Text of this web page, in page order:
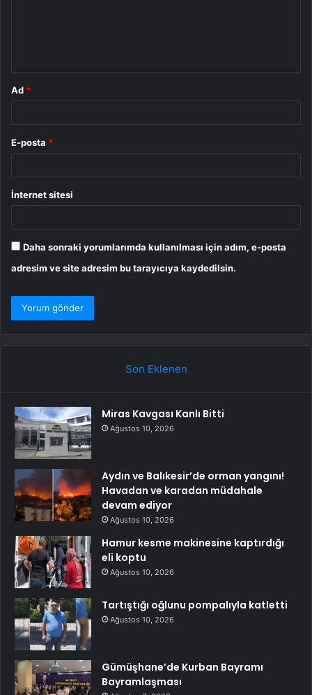
Ad *
E-posta *
İnternet sitesi
Daha sonraki yorumlarımda kullanılması için adım, e-posta
adresim ve site adresim bu tarayıcıya kaydedilsin.
Son Eklenen
Miras Kavgası Kanlı Bitti
Ağustos 10, 2026
Aydın ve Balıkesir’de orman yangını!
Havadan ve karadan müdahale
devam ediyor
Ağustos 10, 2026
Hamur kesme makinesine kaptırdığı
eli koptu
Ağustos 10, 2026
Tartıştığı oğlunu pompalıyla katletti
Ağustos 10, 2026
Gümüşhane’de Kurban Bayramı
Bayramlaşması